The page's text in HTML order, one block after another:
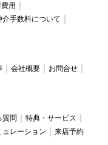
用
介手数料について
会社概要
お問合せ
質問
特典・サービス
ュレーション 来店予約